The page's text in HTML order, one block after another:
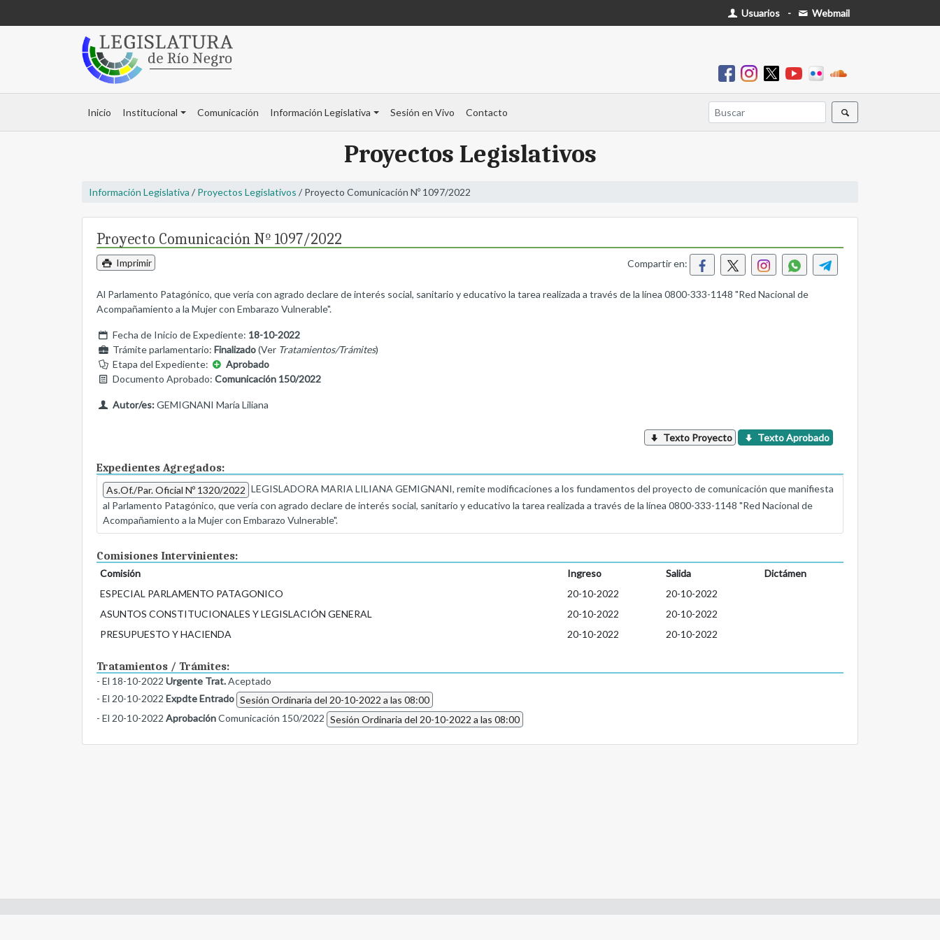
Usuarios - Webmail
Inicio Institucional Comunicación Información Legislativa Sesión en Vivo Contacto
Proyectos Legislativos
Información Legislativa / Proyectos Legislativos / Proyecto Comunicación Nº 1097/2022
Proyecto Comunicación Nº 1097/2022
Imprimir Compartir en:
Al Parlamento Patagónico, que vería con agrado declare de interés social, sanitario y educativo la tarea realizada a través de la línea 0800-333-1148 "Red Nacional de
Acompañamiento a la Mujer con Embarazo Vulnerable".
Fecha de Inicio de Expediente: 18-10-2022
Trámite parlamentario: Finalizado(Ver Tratamientos/Trámites)
Etapa del Expediente:
Aprobado
Documento Aprobado: Comunicación 150/2022
Autor/es:GEMIGNANI María Liliana
Texto Proyecto Texto Aprobado
Expedientes Agregados:
As.Of./Par. Oficial Nº 1320/2022 LEGISLADORA MARIA LILIANA GEMIGNANI, remite modificaciones a los fundamentos del proyecto de comunicación que manifiesta
al Parlamento Patagónico, que vería con agrado declare de interés social, sanitario y educativo la tarea realizada a través de la línea 0800-333-1148 "Red Nacional de
Acompañamiento a la Mujer con Embarazo Vulnerable".
Comisiones Intervinientes:
Comisión Ingreso Salida
Dictámen
ESPECIAL PARLAMENTO PATAGONICO
20-10-2022
20-10-2022
ASUNTOS CONSTITUCIONALES Y LEGISLACIÓN GENERAL
20-10-2022
20-10-2022
PRESUPUESTO Y HACIENDA
20-10-2022 20-10-2022
Tratamientos / Trámites:
- El 18-10-2022 Urgente Trat.Aceptado
- El 20-10-2022 Expdte Entrado Sesión Ordinaria del 20-10-2022 a las 08:00
- El 20-10-2022 AprobaciónComunicación 150/2022 Sesión Ordinaria del 20-10-2022 a las 08:00